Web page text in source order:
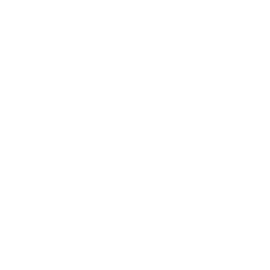
для закрепления мачты в нужном
от типа грунта).
к мачтам подбираются
при помощи бетонных